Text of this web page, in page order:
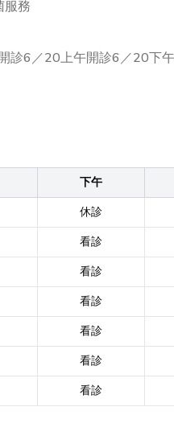
服務
診6／20上午開診6／20下
下午
休診
看診
看診
看診
看診
看診
看診